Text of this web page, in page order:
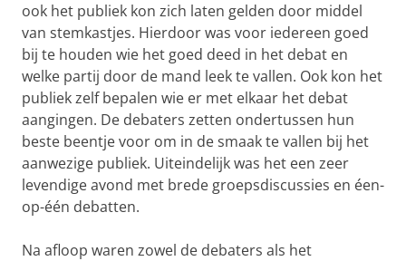
ook het publiek kon zich laten gelden door middel
van stemkastjes. Hierdoor was voor iedereen goed
bij te houden wie het goed deed in het debat en
welke partij door de mand leek te vallen. Ook kon het
publiek zelf bepalen wie er met elkaar het debat
aangingen. De debaters zetten ondertussen hun
beste beentje voor om in de smaak te vallen bij het
aanwezige publiek. Uiteindelijk was het een zeer
levendige avond met brede groepsdiscussies en éen-
op-één debatten.
Na afloop waren zowel de debaters als het